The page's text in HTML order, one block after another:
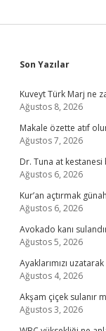
Sidebar
Son Yazılar
Kuveyt Türk Marj ne
Ağustos 8, 2026
Makale özette atıf
Ağustos 7, 2026
Dr. Tuna at kestanesi
Ağustos 6, 2026
Kur’an açtırmak
Ağustos 6, 2026
Avokado kanı
Ağustos 5, 2026
Ayaklarımızı
Ağustos 4, 2026
Akşam çiçek sulanır
Ağustos 3, 2026